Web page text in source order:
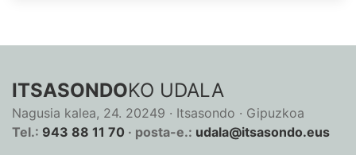
ITSASONDOKO UDALA
Nagusia kalea, 24. 20249 · Itsasondo · Gipuzkoa
Tel.: 943 88 11 70 · posta-e.: udala@itsasondo.eus